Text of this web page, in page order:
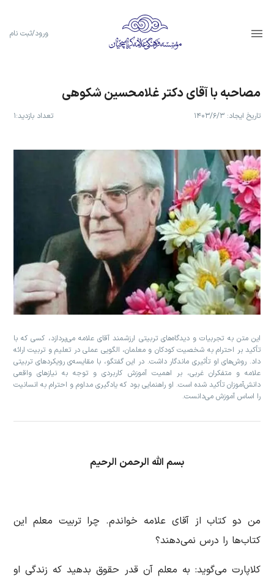
ورود/ثبت نام
مصاحبه با آقای دكتر غلامحسین شكوهی
تاریخ ایجاد: ۱۴۰۳/۶/۳ تعداد بازدید:۱
این متن به تجربیات و دیدگاه‌های تربیتی ارزشمند آقای علامه می‌پردازد، کسی که با
تأکید بر احترام به شخصیت کودکان و معلمان، الگویی عملی در تعلیم و تربیت ارائه
داد. روش‌های او تأثیری ماندگار داشت. در این گفتگو، با مقایسه‌ی رویکردهای تربیتی
علامه و متفکران غربی، بر اهمیت آموزش کاربردی و توجه به نیازهای واقعی
دانش‌آموزان تأکید شده است. او راهنمایی بود که یادگیری مداوم و احترام به انسانیت
را اساس آموزش می‌دانست.
بسم الله الرحمن الرحیم
من دو كتاب از آقای علامه خواندم. چرا تربیت معلم این
کتاب‌ها را درس نمی‌دهند؟
كلاپارت می‌گوید: به معلم آن‌ قدر حقوق بدهید كه زندگی او